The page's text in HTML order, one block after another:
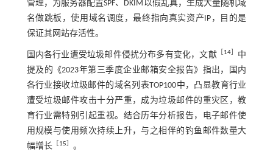
管理，为服务器配置SPF、DKIM以假乱真，生成大量随机域
名做跳板，使用域名调度，最终指向真实资产IP，目的是
保证其网站存活性。
国内各行业遭受垃圾邮件侵扰分布多有变化，文献［14］ 中
提及的《2023年第三季度企业邮箱安全报告》指出，国内
各行业接收垃圾邮件的域名列表TOP100中，凸显教育行业
遭受垃圾邮件攻击十分严重，成为垃圾邮件的重灾区，教
育行业需特别引起重视。结合历年分析报告，电子邮件使
用规模与使用频次持续上升，与之相伴的钓鱼邮件数量大
幅增长［15］ 。